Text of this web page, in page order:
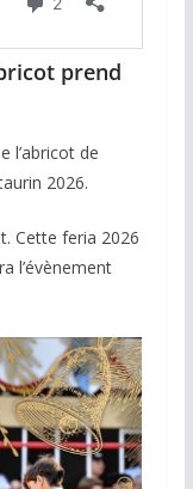
prend
l’abricot de
2026.
Cette feria 2026
l’évènement